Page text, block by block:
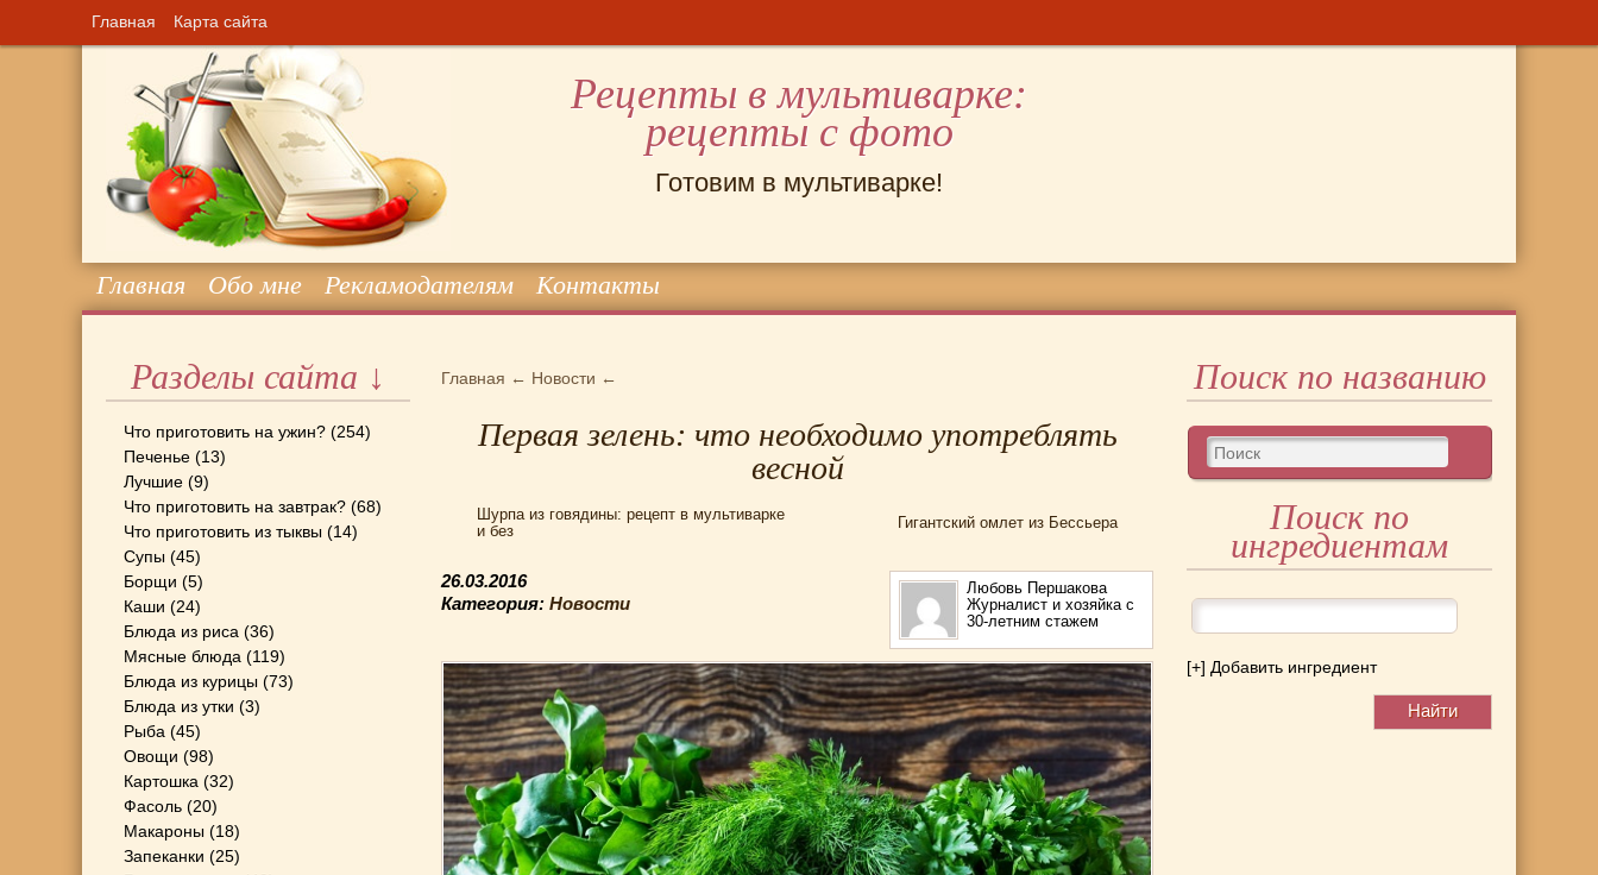
Главная Карта сайта
Рецепты в мультиварке:
рецепты с фото
Готовим в мультиварке!
Главная Обо мне Рекламодателям Контакты
Главная ← Новости ←
Первая зелень: что необходимо употреблять
весной
Шурпа из говядины: рецепт в мультиварке
и без
Гигантский омлет из Бессьера
26.03.2016
Категория:Новости
Любовь Першакова
Журналист и хозяйка с
30-летним стажем
Разделы сайта ↓
Что приготовить на ужин? (254)
Печенье (13)
Лучшие (9)
Что приготовить на завтрак? (68)
Что приготовить из тыквы (14)
Супы (45)
Борщи (5)
Каши (24)
Блюда из риса (36)
Мясные блюда (119)
Блюда из курицы (73)
Блюда из утки (3)
Рыба (45)
Овощи (98)
Картошка (32)
Фасоль (20)
Макароны (18)
Запеканки (25)
Поиск по названию
Поиск по
ингредиентам
[+] Добавить ингредиент